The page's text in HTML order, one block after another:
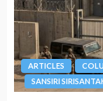
ARTICLES
SANSIRI